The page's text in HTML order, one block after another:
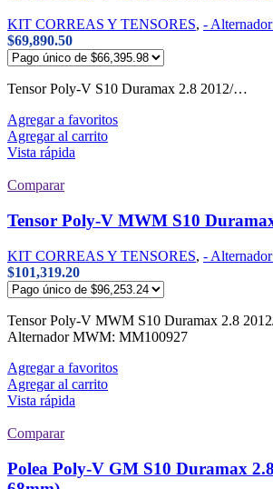
KIT CORREAS Y TENSORES, -
$69,890.50
Tensor Poly-V S10 Duramax 2.8 2012/…
Agregar a favoritos
Agregar al carrito
Vista rápida
Comparar
Tensor Poly-V MWM S10
KIT CORREAS Y TENSORES, -
$101,319.20
Tensor Poly-V MWM S10 Duramax 2.8
Alternador MWM: MM100927
Agregar a favoritos
Agregar al carrito
Vista rápida
Comparar
Polea Poly-V GM S10 Duramax